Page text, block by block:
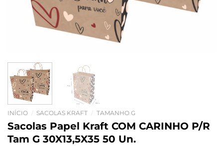
INÍCIO SACOLAS KRAFT TAMANHO G
Sacolas Papel Kraft COM CARINHO P/R
Tam G 30X13,5X35 50 Un.